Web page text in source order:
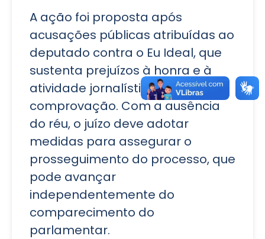
A ação foi proposta após
acusações públicas atribuídas ao
deputado contra o Eu Ideal, que
sustenta prejuízos à honra e à
atividade jornalística por falta de
comprovação. Com a ausência
do réu, o juízo deve adotar
medidas para assegurar o
prosseguimento do processo, que
pode avançar
independentemente do
comparecimento do
parlamentar.